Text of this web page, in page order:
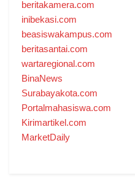
beritakamera.com
inibekasi.com
beasiswakampus.com
beritasantai.com
wartaregional.com
BinaNews
Surabayakota.com
Portalmahasiswa.com
Kirimartikel.com
MarketDaily